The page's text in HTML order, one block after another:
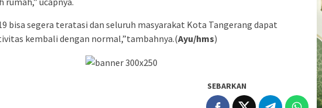
bisa segera teratasi dan seluruh masyarakat Kota Tangerang dapat
kembali dengan normal,”tambahnya.(Ayu/hms)
SEBARKAN